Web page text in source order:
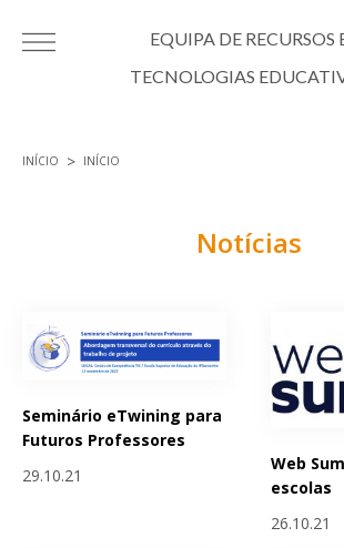
EQUIPA DE RECURSOS
TECNOLOGIAS
INÍCIO INÍCIO
Notícias
Seminário eTwining para
Futuros Professores
29.10.21
Web
escolas
26.10.21
Páginas